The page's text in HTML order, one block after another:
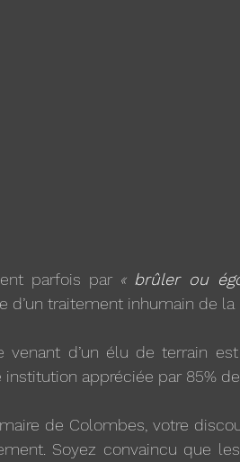
parfois par « brûler ou
d’un traitement inhumain de
venant d’un élu de terrain
institution appréciée par 85%
de Colombes, votre
Soyez convaincu que